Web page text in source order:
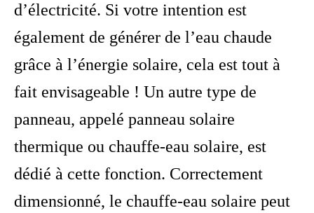
d’électricité. Si votre intention est
également de générer de l’eau chaude
grâce à l’énergie solaire, cela est tout à
fait envisageable ! Un autre type de
panneau, appelé panneau solaire
thermique ou chauffe-eau solaire, est
dédié à cette fonction. Correctement
dimensionné, le chauffe-eau solaire peut